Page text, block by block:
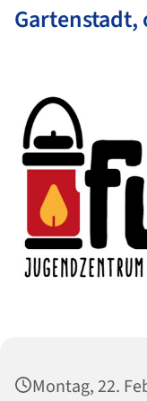
Gartenstadt,
Montag, 22.